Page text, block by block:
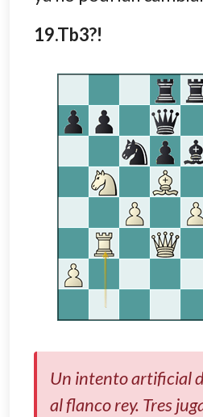
19.Tb3?!
Un intento artificial
al flanco rey. Tres